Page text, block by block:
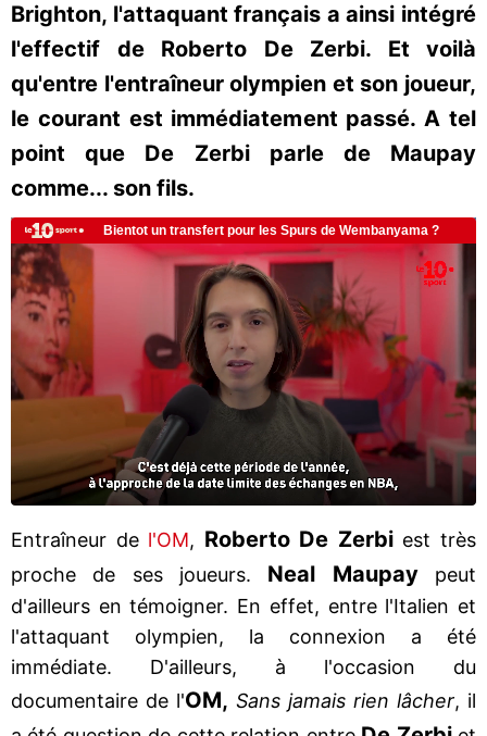
Brighton, l'attaquant français a ainsi intégré
l'effectif de Roberto De Zerbi. Et voilà
qu'entre l'entraîneur olympien et son joueur,
le courant est immédiatement passé. A tel
point que De Zerbi parle de Maupay
comme... son fils.
Entraîneur de l'OM, Roberto De Zerbiest très
proche de ses joueurs. Neal Maupaypeut
d'ailleurs en témoigner. En effet, entre l'Italien et
l'attaquant olympien, la connexion a été
immédiate. D'ailleurs, à l'occasion du
documentaire de l'OM, Sans jamais rien lâcher, il